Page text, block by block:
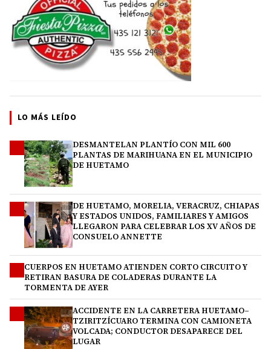
LO MÁS LEÍDO
DESMANTELAN PLANTÍO CON MIL 600
PLANTAS DE MARIHUANA EN EL MUNICIPIO
DE HUETAMO
DE HUETAMO, MORELIA, VERACRUZ, CHIAPAS
Y ESTADOS UNIDOS, FAMILIARES Y AMIGOS
LLEGARON PARA CELEBRAR LOS XV AÑOS DE
CONSUELO ANNETTE
CUERPOS EN HUETAMO ATIENDEN CORTO CIRCUITO Y
RETIRAN BASURA DE COLADERAS DURANTE LA
TORMENTA DE AYER
ACCIDENTE EN LA CARRETERA HUETAMO–
TZIRITZÍCUARO TERMINA CON CAMIONETA
VOLCADA; CONDUCTOR DESAPARECE DEL
LUGAR